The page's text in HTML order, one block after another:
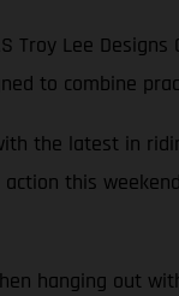
Lee
to combine
the latest in
this weekend
hanging out